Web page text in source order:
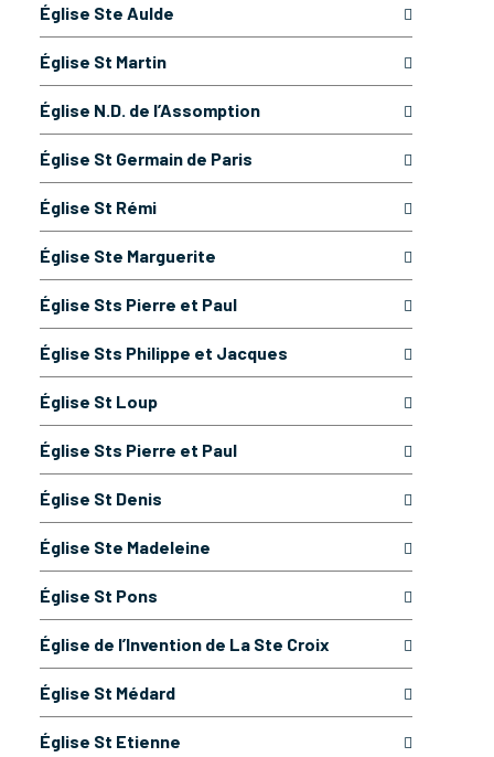
Église Ste Aulde
Église St Martin
Église N.D. de l’Assomption
Église St Germain de Paris
Église St Rémi
Église Ste Marguerite
Église Sts Pierre et Paul
Église Sts Philippe et Jacques
Église St Loup
Église Sts Pierre et Paul
Église St Denis
Église Ste Madeleine
Église St Pons
Église de l’Invention de La Ste Croix
Église St Médard
Église St Etienne